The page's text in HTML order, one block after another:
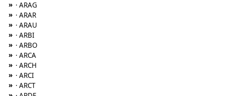
» · ARAG
» · ARAR
» · ARAU
» · ARBI
» · ARBO
» · ARCA
» · ARCH
» · ARCI
» · ARCT